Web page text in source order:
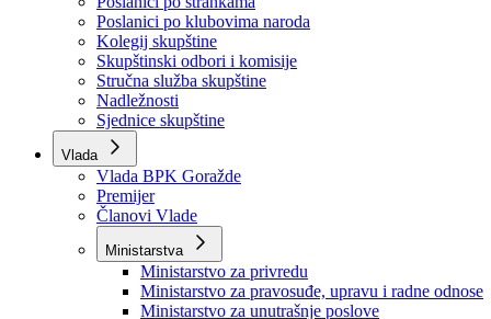
Skupština BPK Goražde
Rukovodstvo
Poslanici po strankama
Poslanici po klubovima naroda
Kolegij skupštine
Skupštinski odbori i komisije
Stručna služba skupštine
Nadležnosti
Sjednice skupštine
Vlada
Vlada BPK Goražde
Premijer
Članovi Vlade
Ministarstva